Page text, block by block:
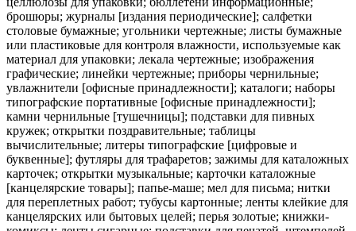
брошюры; журналы [издания периодические]; салфетки
столовые бумажные; угольники чертежные; листы бумажные
или пластиковые для контроля влажности, используемые как
материал для упаковки; лекала чертежные; изображения
графические; линейки чертежные; приборы чернильные;
увлажнители [офисные принадлежности]; каталоги; наборы
типографские портативные [офисные принадлежности];
камни чернильные [тушечницы]; подставки для пивных
кружек; открытки поздравительные; таблицы
вычислительные; литеры типографские [цифровые и
буквенные]; футляры для трафаретов; зажимы для каталожных
карточек; открытки музыкальные; карточки каталожные
[канцелярские товары]; папье-маше; мел для письма; нитки
для переплетных работ; тубусы картонные; ленты клейкие для
канцелярских или бытовых целей; перья золотые; книжки-